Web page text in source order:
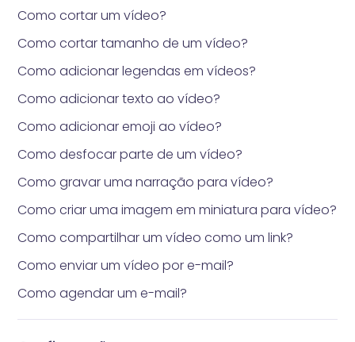
Como cortar um vídeo?
Como cortar tamanho de um vídeo?
Como adicionar legendas em vídeos?
Como adicionar texto ao vídeo?
Como adicionar emoji ao vídeo?
Como desfocar parte de um vídeo?
Como gravar uma narração para vídeo?
Como criar uma imagem em miniatura para vídeo?
Como compartilhar um vídeo como um link?
Como enviar um vídeo por e-mail?
Como agendar um e-mail?